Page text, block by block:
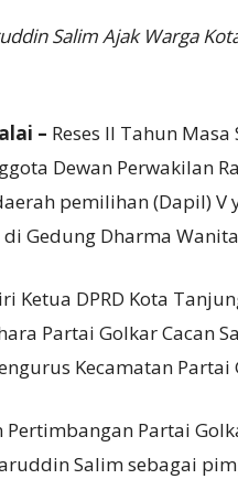
Salim Ajak Warga
– Reses II Tahun
Dewan Perwakilan
pemilihan (Dapil) V
Gedung Dharma
Ketua DPRD Kota
Partai Golkar Cacan
Kecamatan
Pertimbangan Partai
Salim sebagai